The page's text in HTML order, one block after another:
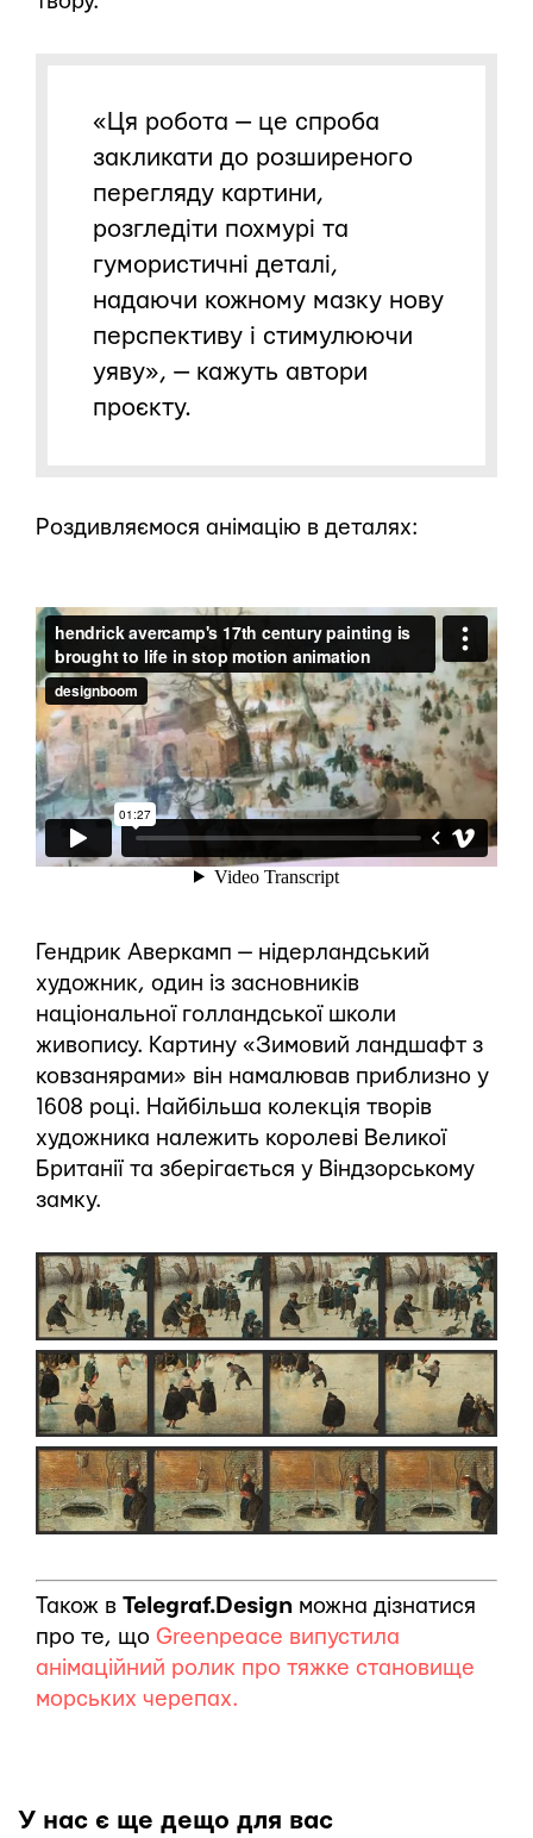
«Ця робота — це спроба
закликати до розширеного
перегляду картини,
розгледіти похмурі та
гумористичні деталі,
надаючи кожному мазку нову
перспективу і стимулюючи
уяву», — кажуть автори
проєкту.
Роздивляємося анімацію в деталях:
Гендрик Аверкамп — нідерландський
художник, один із засновників
національної голландської школи
живопису. Картину «Зимовий ландшафт з
ковзанярами» він намалював приблизно у
1608 році. Найбільша колекція творів
художника належить королеві Великої
Британії та зберігається у Віндзорському
замку.
Також в Telegraf.Design можна дізнатися
про те, що Greenpeace випустила
анімаційний ролик про тяжке становище
морських черепах.
У нас є ще дещо для вас